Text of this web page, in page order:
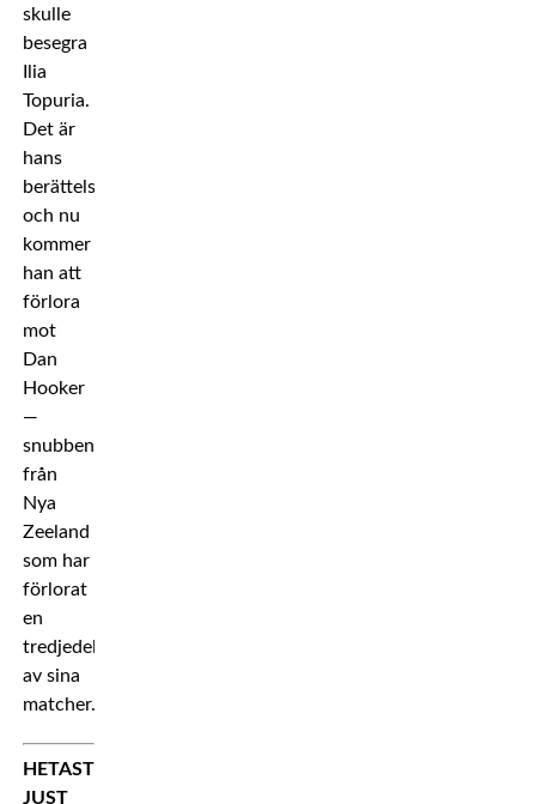
skulle
besegra
Ilia
Topuria.
Det är
hans
berättelse
och nu
kommer
han att
förlora
mot
Dan
Hooker
—
snubben
från
Nya
Zeeland
som har
förlorat
en
tredjedel
av sina
matcher.
HETAST
JUST